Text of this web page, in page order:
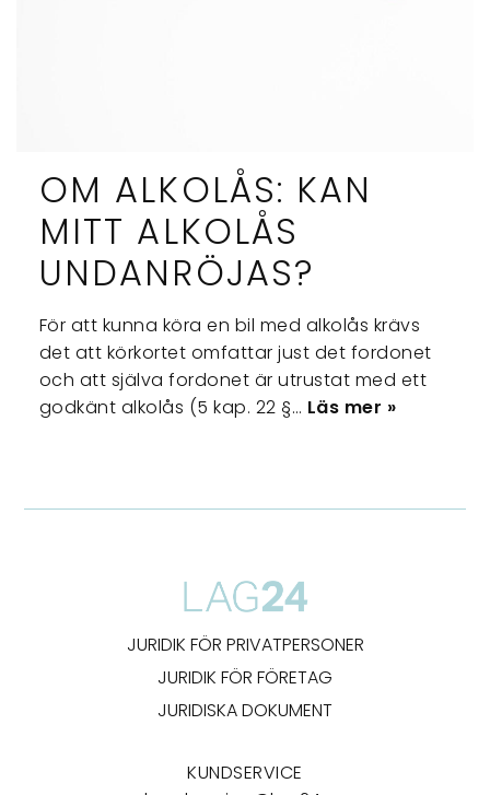
OM ALKOLÅS: KAN
MITT ALKOLÅS
UNDANRÖJAS?
För att kunna köra en bil med alkolås krävs
det att körkortet omfattar just det fordonet
och att själva fordonet är utrustat med ett
godkänt alkolås (5 kap. 22 §… Läs mer »
JURIDIK FÖR PRIVATPERSONER
JURIDIK FÖR FÖRETAG
JURIDISKA DOKUMENT
KUNDSERVICE